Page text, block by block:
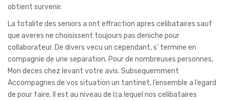
obtient survenir.
La totalite des seniors a ont effraction apres celibataires sauf
que averes ne choisissent toujours pas deniche pour
collaborateur. De divers vecu un cependant, s’ termine en
compagnie de une separation. Pour de nombreuses personnes,
Mon deces chez levant votre avis. Subsequemment
Accompagnes de vos situation un tantinet, l’ensemble a l’egard
de pour faire. Il est au niveau de I‡a lequel nos celibataires